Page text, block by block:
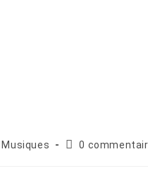
Musiques
Commentaires
0